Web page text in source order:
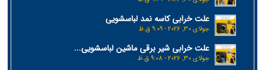
علت خرابی کاسه نمد لباسشویی
جولای 30, 2026 - 9:09 ق.ظ
علت خرابی شیر برقی ماشین لباسشویی...
جولای 30, 2026 - 9:08 ق.ظ